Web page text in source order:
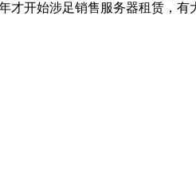
才开始涉足销售服务器租赁，有